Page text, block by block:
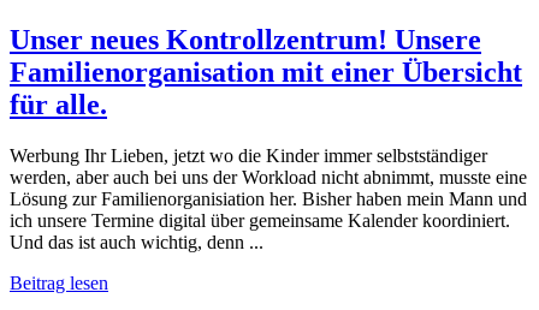
Unser neues Kontrollzentrum! Unsere
Familienorganisation mit einer Übersicht
für alle.
Werbung Ihr Lieben, jetzt wo die Kinder immer selbstständiger
werden, aber auch bei uns der Workload nicht abnimmt, musste eine
Lösung zur Familienorganisiation her. Bisher haben mein Mann und
ich unsere Termine digital über gemeinsame Kalender koordiniert.
Und das ist auch wichtig, denn ...
Beitrag lesen